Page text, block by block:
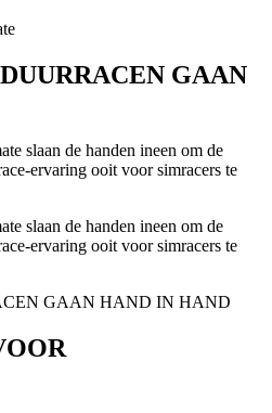
GAAN
slaan de handen ineen om de
ervaring ooit voor simracers te
slaan de handen ineen om de
ervaring ooit voor simracers te
GAAN HAND IN HAND